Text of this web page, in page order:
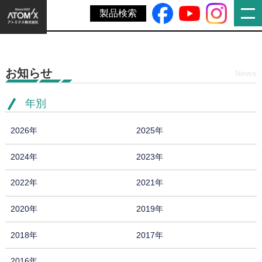
製品検索
ホーム»
塗り床の欠損部分を手軽に補修できる「ウマールチュー
ブカラー」を新発売
お知らせ
年別
2026年 2025年
2024年 2023年
2022年 2021年
2020年 2019年
2018年 2017年